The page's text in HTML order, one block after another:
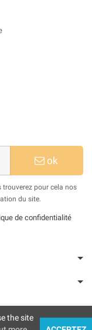
ok
pour cela nos
du site.
de confidentialité
the site